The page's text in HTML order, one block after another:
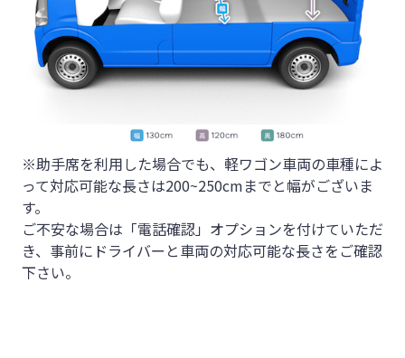
※助手席を利用した場合でも、軽ワゴン車両の車種によ
って対応可能な長さは200~250cmまでと幅がございま
す。
ご不安な場合は「電話確認」オプションを付けていただ
き、事前にドライバーと車両の対応可能な長さをご確認
下さい。